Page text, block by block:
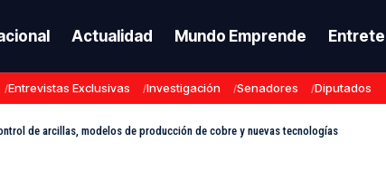
Actualidad Mundo Emprende
Entrevistas Exclusivas Investigación Senadores Diputados
de arcillas, modelos de producción de cobre y nuevas tecnologías